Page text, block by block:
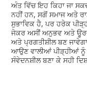
ਅੰਤ ਵਿੱਚ ਇਹ ਕਿਹਾ ਜਾ
ਨਹੀਂ ਹਨ, ਸਗੋਂ ਸਮਾਜ ਅਤੇ
ਸੁਭਾਵਿਕ ਹੈ, ਪਰ ਹਰੇਕ
ਜੇਕਰ ਅਸੀਂ ਅਨੁਭਵ ਅਤੇ
ਅਤੇ ਪ੍ਰਗਤੀਸ਼ੀਲ ਬਣ
ਆਉਣ ਵਾਲੀਆਂ ਪੀੜ੍ਹੀਆਂ ਨੂੰ
ਸੰਵੇਦਨਸ਼ੀਲ ਬਣਾ ਕੇ ਸਹੀ